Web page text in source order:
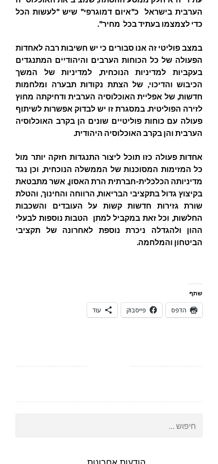
הערבית בישראל כ"איום דמוגרפי" שיש "לעשות הכל
כדי לצמצמו בעתיד בכל מחיר".
במצב פוליטי זה אנו סבורים כי יש חשיבות רבה לאחדות
הפעולה של כל הכוחות הערבים והיהודיים המתנגדים
בעקביות למדיניות הנוכחית, למדיניות של המשך
הכיבוש והדיכוי, של הצתת נקודות תבערה ומלחמות
חדשות, של אפליית האוכלוסיה הערבית ודחיקתה מחוץ
לזירה הפוליטית. במסגרת זו יש לבדוק אפשרות לשיתוף
פעולה עם כוחות פוליטיים שונים הן בקרב האוכלוסיה
הערבית והן בקרב האוכלוסיה היהודית.
אחדות פעולה כזו תוכל ליצור התנגדות חזקה יותר מול
כל המזימות המסוכנות של הממשלה הנוכחית, וכן נגד
מדיניותה הכלכלית-חברתית הרת האסון, אשר מתבטאת
בקיצוץ גדול בתקציבי הבריאות, הרווחה והחינוך, והטלת
שורת גזירות חדשות קשות על העובדים והשכבות
החלשות, וכל זאת במקביל למתן הטבות נוספות לבעלי
ההון ולהגדלה ניכרת נוספת לאחרונה של תקציבי
הביטחון והמלחמה.
שתף
הדפס פייסבוק עוד